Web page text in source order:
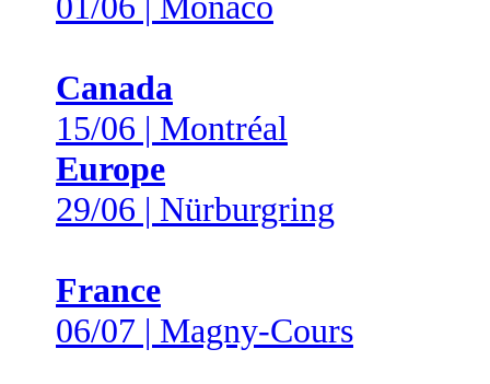
Canada
15/06 | Montréal
Europe
29/06 | Nürburgring
France
06/07 | Magny-Cours